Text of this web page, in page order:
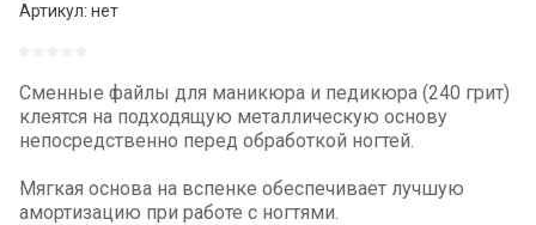
Артикул: нет
Сменные файлы для маникюра и педикюра (240 грит)
клеятся на подходящую металлическую основу
непосредственно перед обработкой ногтей.
Мягкая основа на вспенке обеспечивает лучшую
амортизацию при работе с ногтями.